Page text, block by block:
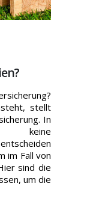
stellt
In
keine
im Fall von
sind die
um die